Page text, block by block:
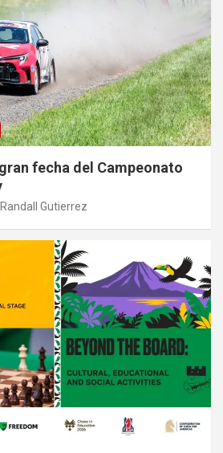
fecha del Campeonato
Randall Gutierrez